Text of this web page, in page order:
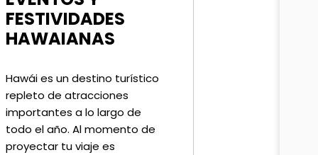
FESTIVIDADES
HAWAIANAS
Hawái es un destino turístico
repleto de atracciones
importantes a lo largo de
todo el año. Al momento de
proyectar tu viaje es